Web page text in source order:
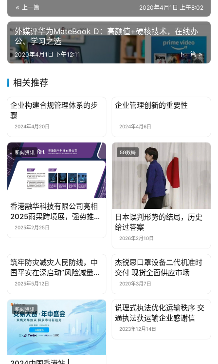
综
艺
房
产
具
母
婴
亲
子
女
性
尚
健
讯
于
我
联
上一篇 2020年4月1日 上午8:02
外媒评华为MateBook D：高颜值+硬核技术，在线办
公、学习之选
下一篇
2020年4月1日 下午12:11
相关推荐
新闻资讯
企业构建合规管理体系的步
骤
2024年4月20日
新闻资讯
企业管理创新的重要性
2024年4月6日
新闻资讯
香港融华科技有限公司亮相
2025雨果跨境展，强势推出
OEM智造产品矩阵
2025年2月25日
5G数码
日本误判形势的结局，历史
给过答案
2026年2月10日
新闻资讯
筑牢防灾减灾人民防线，中
国平安在深启动”风险减量社
区安全季“行动
2025年5月12日
新闻资讯
杰锐思口罩设备二代机准时
交付 现货全面供应市场
2020年3月7日
新闻资讯 新闻资讯
说理式执法优化运输秩序 交
通执法获运输企业感谢信
2023年12月14日